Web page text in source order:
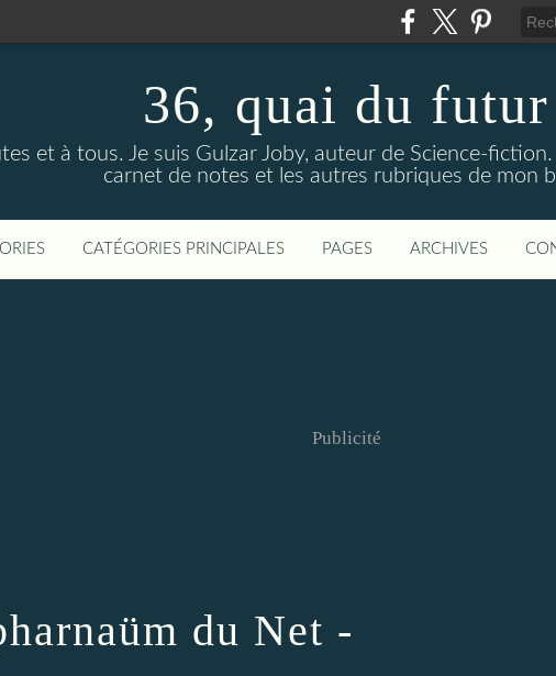
36, quai du futur
et à tous. Je suis Gulzar Joby, auteur de Science-
carnet de notes et les autres rubriques de mon
CATÉGORIES PRINCIPALES PAGES ARCHIVES
Publicité
du Net -